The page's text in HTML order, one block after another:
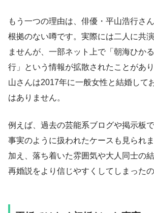
もう一つの理由は、俳優・平山浩行さ
根拠のない噂です。実際には二人に共
ませんが、一部ネット上で「朝海ひか
行」という情報が拡散されたことがあ
山さんは2017年に一般女性と結婚して
はありません。
例えば、過去の芸能系ブログや掲示板
事実のように扱われたケースも見られ
加え、落ち着いた雰囲気や大人同士の
再婚説をより信じやすくしてしまったの